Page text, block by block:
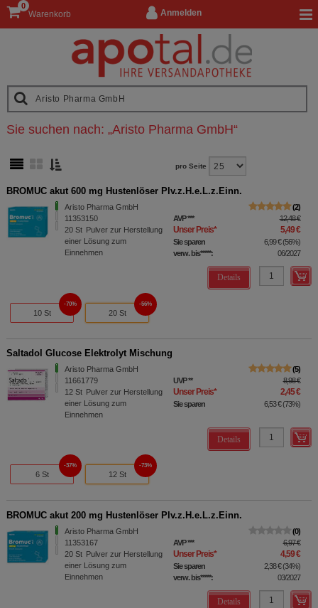
Anmelden
Warenkorb
0
Sie suchen nach: „Aristo Pharma GmbH“
pro Seite
BROMUC akut 600 mg Hustenlöser Plv.z.H.e.L.z.Einn.
Aristo Pharma GmbH
11353150
20 St Pulver zur Herstellung
einer Lösung zum
Einnehmen
2
AVP*** 12,48 €
Unser Preis* 5,49 €
Sie sparen 6,99 €(56%)
verw. bis*****:
06/2027
Details
10 St
70%
20 St
56%
Saltadol Glucose Elektrolyt Mischung
Aristo Pharma GmbH
11661779
12 St
Pulver zur Herstellung
einer Lösung zum
Einnehmen
5
UVP** 8,98 €
Unser Preis* 2,45 €
Sie sparen 6,53 €(73%)
Details
6 St
37%
12 St
73%
BROMUC akut 200 mg Hustenlöser Plv.z.H.e.L.z.Einn.
Aristo Pharma GmbH
11353167
20 St Pulver zur Herstellung
einer Lösung zum
Einnehmen
0
AVP*** 6,97 €
Unser Preis* 4,59 €
Sie sparen 2,38 €(34%)
verw. bis*****:
03/2027
Details